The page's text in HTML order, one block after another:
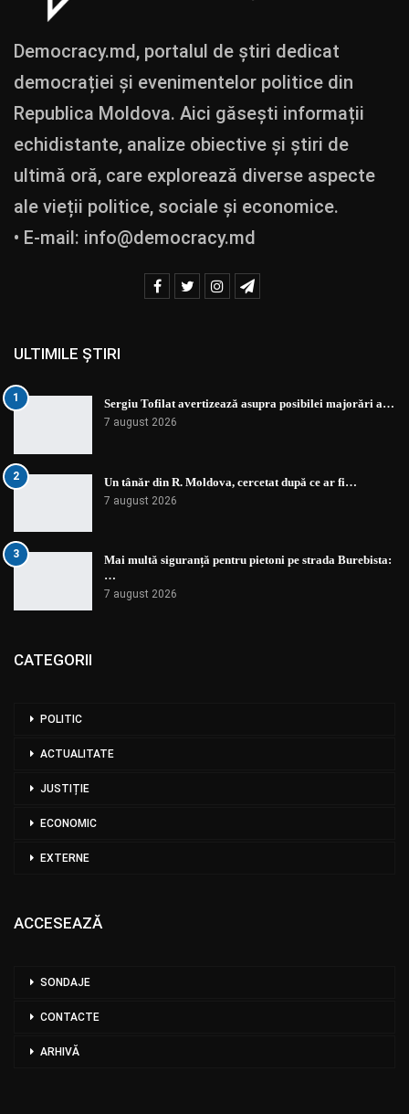
Democracy.md, portalul de știri dedicat
democrației și evenimentelor politice din
Republica Moldova. Aici găsești informații
echidistante, analize obiective și știri de
ultimă oră, care explorează diverse aspecte
ale vieții politice, sociale și economice.
• E-mail: info@democracy.md
ULTIMILE ȘTIRI
1 Sergiu Tofilat avertizează asupra posibilei majorări a…
7 august 2026
2 Un tânăr din R. Moldova, cercetat după ce ar fi…
7 august 2026
3
Mai multă siguranță pentru pietoni pe strada Burebista:
…
7 august 2026
CATEGORII
POLITIC
ACTUALITATE
JUSTIȚIE
ECONOMIC
EXTERNE
ACCESEAZĂ
SONDAJE
CONTACTE
ARHIVĂ